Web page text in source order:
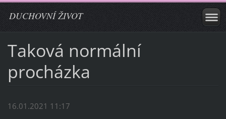
DUCHOVNÍ ŽIVOT
Taková normální
procházka
16.01.2021 11:17